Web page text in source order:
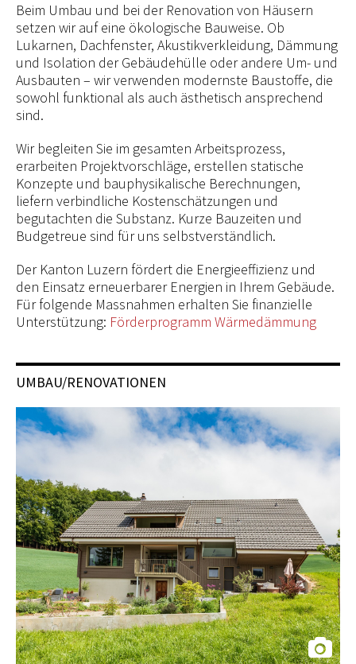
Beim Umbau und bei der Renovation von Häusern
setzen wir auf eine ökologische Bauweise. Ob
Lukarnen, Dachfenster, Akustikverkleidung, Dämmung
und Isolation der Gebäudehülle oder andere Um- und
Ausbauten – wir verwenden modernste Baustoffe, die
sowohl funktional als auch ästhetisch ansprechend
sind.
Wir begleiten Sie im gesamten Arbeitsprozess,
erarbeiten Projektvorschläge, erstellen statische
Konzepte und bauphysikalische Berechnungen,
liefern verbindliche Kostenschätzungen und
begutachten die Substanz. Kurze Bauzeiten und
Budgetreue sind für uns selbstverständlich.
Der Kanton Luzern fördert die Energieeffizienz und
den Einsatz erneuerbarer Energien in Ihrem Gebäude.
Für folgende Massnahmen erhalten Sie finanzielle
Unterstützung: Förderprogramm Wärmedämmung
UMBAU/RENOVATIONEN